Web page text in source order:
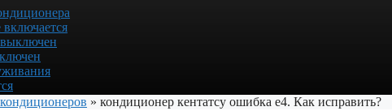
выключен
» кондиционер кентатсу ошибка е4. Как исправить?